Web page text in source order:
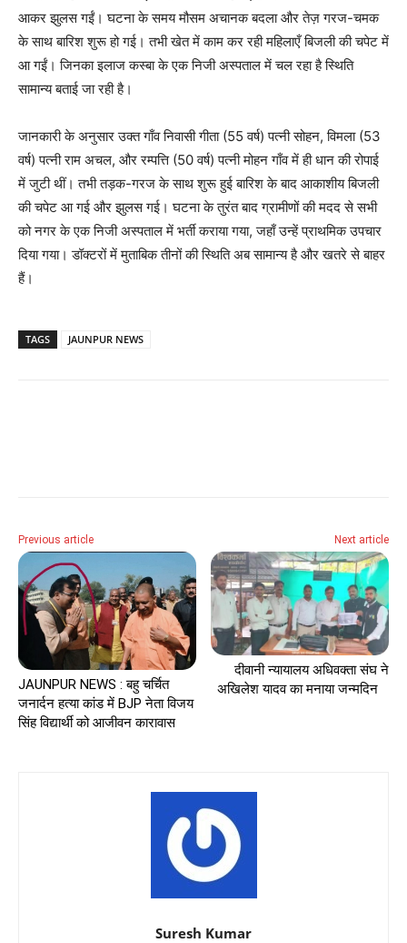
आकर झुलस गईं। घटना के समय मौसम अचानक बदला और तेज़ गरज-चमक
के साथ बारिश शुरू हो गई। तभी खेत में काम कर रही महिलाएँ बिजली की चपेट में
आ गईं। जिनका इलाज कस्बा के एक निजी अस्पताल में चल रहा है स्थिति
सामान्य बताई जा रही है।
जानकारी के अनुसार उक्त गाँव निवासी गीता (55 वर्ष) पत्नी सोहन, विमला (53
वर्ष) पत्नी राम अचल, और रम्पत्ति (50 वर्ष) पत्नी मोहन गाँव में ही धान की रोपाई
में जुटी थीं। तभी तड़क-गरज के साथ शुरू हुई बारिश के बाद आकाशीय बिजली
की चपेट आ गई और झुलस गई। घटना के तुरंत बाद ग्रामीणों की मदद से सभी
को नगर के एक निजी अस्पताल में भर्ती कराया गया, जहाँ उन्हें प्राथमिक उपचार
दिया गया। डॉक्टरों में मुताबिक तीनों की स्थिति अब सामान्य है और खतरे से बाहर
हैं।
TAGS JAUNPUR NEWS
Previous article
JAUNPUR NEWS : बहु चर्चित
जनार्दन हत्या कांड में BJP नेता विजय
सिंह विद्यार्थी को आजीवन कारावास
Next article
दीवानी न्यायालय अधिवक्ता संघ ने
अखिलेश यादव का मनाया जन्मदिन
Suresh Kumar